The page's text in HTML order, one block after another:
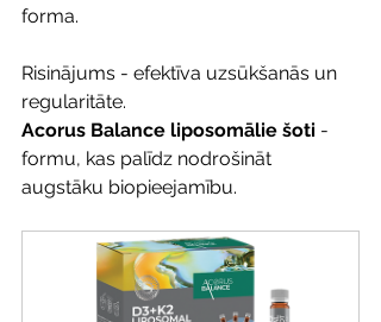
forma.
Risinājums - efektīva uzsūkšanās un
regularitāte.
Acorus Balance liposomālie šoti -
formu, kas palīdz nodrošināt
augstāku biopieejamību.